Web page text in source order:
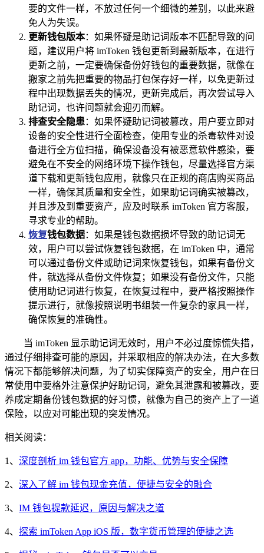
要的文件一样，不放过任何一个细微的差别，以此来避
免人为失误。
更新钱包版本：如果怀疑是助记词版本不匹配导致的问
题，建议用户将 imToken 钱包更新到最新版本，在进行
更新之前，一定要确保备份好钱包的重要数据，就像在
搬家之前先把重要的物品打包保存好一样，以免更新过
程中出现数据丢失的情况，更新完成后，再次尝试导入
助记词，也许问题就会迎刃而解。
排查安全隐患 ：如果怀疑助记词被篡改，用户要立即对
设备的安全性进行全面检查，使用专业的杀毒软件对设
备进行全方位扫描，确保设备没有被恶意软件感染，要
避免在不安全的网络环境下操作钱包，尽量选择官方渠
道下载和更新钱包应用，就像只在正规的商店购买商品
一样，确保其质量和安全性，如果助记词确实被篡改，
并且涉及到重要资产，应及时联系 imToken 官方客服，
寻求专业的帮助。
恢复钱包数据：如果是钱包数据损坏导致的助记词无
效，用户可以尝试恢复钱包数据，在 imToken 中，通常
可以通过备份文件或助记词来恢复钱包，如果有备份文
件，就选择从备份文件恢复；如果没有备份文件，只能
使用助记词进行恢复，在恢复过程中，要严格按照操作
提示进行，就像按照说明书组装一件复杂的家具一样，
确保恢复的准确性。
当 imToken 显示助记词无效时，用户不必过度惊慌失措，
通过仔细排查可能的原因，并采取相应的解决办法，在大多数
情况下都能够解决问题，为了切实保障资产的安全，用户在日
常使用中要格外注意保护好助记词，避免其泄露和被篡改，要
养成定期备份钱包数据的好习惯，就像为自己的资产上了一道
保险，以应对可能出现的突发情况。
相关阅读：
1、 深度剖析 im 钱包官方 app，功能、优势与安全保障
2、 深入了解 im 钱包现金充值，便捷与安全的融合
3、 IM 钱包提款延迟，原因与解决之道
4、 探索 imToken App iOS 版，数字货币管理的便捷之选